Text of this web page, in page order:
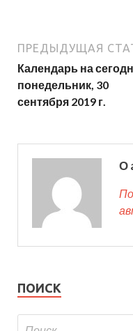
ПРЕДЫДУЩАЯ
Календарь на
понедельник, 30
сентября 2019 г.
О
ПОИСК